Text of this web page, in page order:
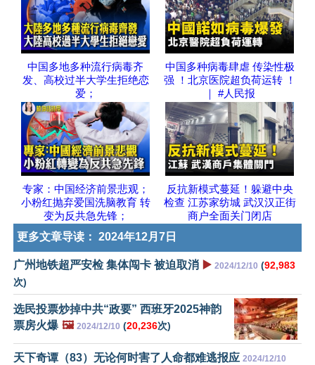
中国多地多种流行病毒齐
发、高校过半大学生拒绝恋
爱；
中国多种病毒肆虐 传染性极
强 ！北京医院超负荷运转 ！
｜ #人民报
专家：中国经济前景悲观；
小粉红抛弃爱国洗脑教育 转
变为反共急先锋；
反抗新模式蔓延！躲避中央
检查 江苏家纺城 武汉汉正街
商户全面关门闭店
更多文章导读： 2024年12月7日
广州地铁超严安检 集体闯卡 被迫取消 ▶️ 2024/12/10 (92,983
次)
选民投票炒掉中共“政要” 西班牙2025神韵
票房火爆 🖼️ 2024/12/10 (20,236次)
天下奇谭（83）无论何时害了人命都难逃报应 2024/12/10